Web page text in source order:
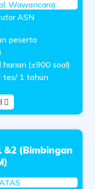
Wawancara)
ASN
peserta
(±900 soal)
tes/ 1 tahun
&2 (Bimbingan